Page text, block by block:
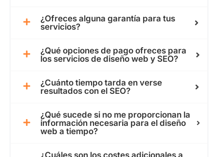
¿Ofreces alguna garantía para tus
servicios?
¿Qué opciones de pago ofreces para
los servicios de diseño web y SEO?
¿Cuánto tiempo tarda en verse
resultados con el SEO?
¿Qué sucede si no me proporcionan la
información necesaria para el diseño
web a tiempo?
¿Cuáles son los costes adicionales a